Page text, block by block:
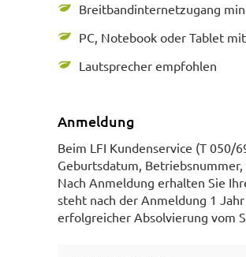
Breitbandinternetzugang
PC, Notebook oder Tablet
Lautsprecher empfohlen
Anmeldung
Beim LFI Kundenservice (T 050/
Geburtsdatum,
Nach Anmeldung erhalten Sie
steht nach der Anmeldung 1
erfolgreicher Absolvierung vom